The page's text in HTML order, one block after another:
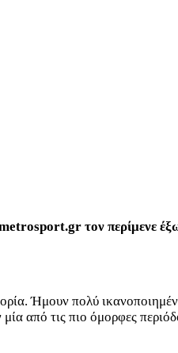
τον περίμενε
Ήμουν πολύ
από τις πιο όμορφες